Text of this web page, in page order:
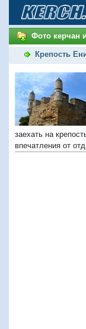
Фото керчан
Крепость
заехать на
впечатления от